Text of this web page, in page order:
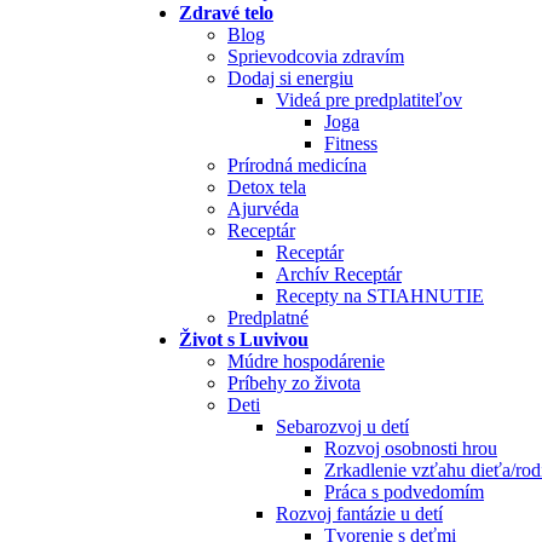
Zdravé telo
Blog
Sprievodcovia zdravím
Dodaj si energiu
Videá pre predplatiteľov
Joga
Fitness
Prírodná medicína
Detox tela
Ajurvéda
Receptár
Receptár
Archív Receptár
Recepty na STIAHNUTIE
Predplatné
Život s Luvivou
Múdre hospodárenie
Príbehy zo života
Deti
Sebarozvoj u detí
Rozvoj osobnosti hrou
Zrkadlenie vzťahu dieťa/
Práca s podvedomím
Rozvoj fantázie u detí
Tvorenie s deťmi